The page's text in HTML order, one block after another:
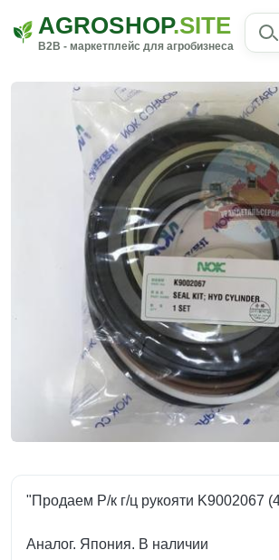
AGROSHOP.SITE
B2B - маркетплейс для агробизнеса
"Продаем Р/к г/ц рукояти K9002067
Аналог. Япония. В наличии